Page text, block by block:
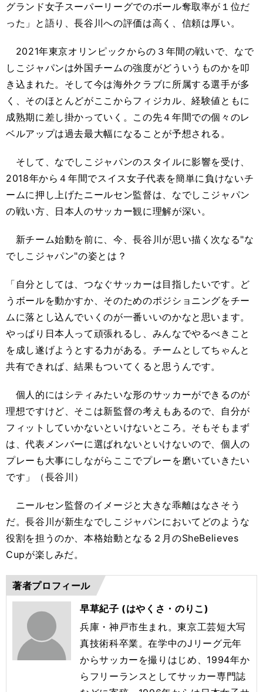
グランド女子スーパーリーグでのボール奪取率が１位だ
った」と語り、長谷川への評価は高く、信頼は厚い。
2021年東京オリンピックからの３年間の戦いで、なで
しこジャパンは外国チームの強度がどういうものかを叩
き込まれた。そして今は海外クラブに所属する選手が多
く、そのほとんどがここからフィジカル、経験値ともに
成熟期に差し掛かっていく。この先４年間での個々のレ
ベルアップは過去最大幅になることが予想される。
そして、なでしこジャパンのスタイルに影響を受け、
2018年から４年間でスイス女子代表を簡単に負けないチ
ームに押し上げたニールセン監督は、なでしこジャパン
の戦い方、日本人のサッカー観に理解が深い。
新チーム始動を前に、今、長谷川が思い描く次なる"な
でしこジャパン"の姿とは？
「自分としては、つなぐサッカーは目指したいです。ど
うボールを動かすか、そのためのポジショニングをチー
ムに落とし込んでいくのが一番いいのかなと思います。
やっぱり日本人って頑張れるし、みんなでやるべきこと
を成し遂げようとする力がある。チームとしてちゃんと
共有できれば、結果もついてくると思うんです。
個人的にはシティみたいな形のサッカーができるのが
理想ですけど、そこは新監督の考えもあるので、自分が
フィットしていかないといけないところ。そもそもまず
は、代表メンバーに選ばれないといけないので、個人の
プレーも大事にしながらここでプレーを磨いていきたい
です」（長谷川）
ニールセン監督のイメージと大きな乖離はなさそう
だ。長谷川が新生なでしこジャパンにおいてどのような
役割を担うのか、本格始動となる２月のSheBelieves
Cupが楽しみだ。
著者プロフィール
早草紀子 (はやくさ・のりこ)
兵庫・神戸市生まれ。東京工芸短大写
真技術科卒業。在学中のJリーグ元年
からサッカーを撮りはじめ、1994年か
らフリーランスとしてサッカー専門誌